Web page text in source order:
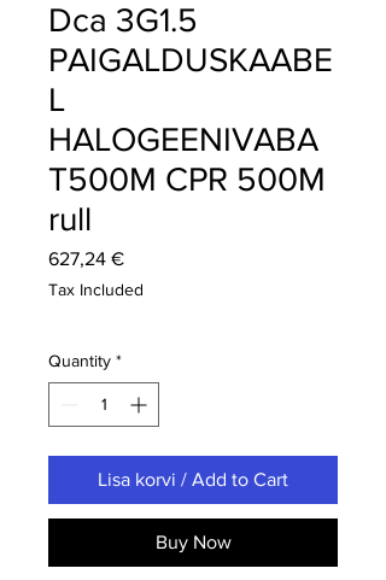
Dca 3G1.5
PAIGALDUSKAABE
L
HALOGEENIVABA
T500M CPR 500M
rull
627,24 €Price
Tax Included
Quantity *
Lisa korvi / Add to Cart
Buy Now